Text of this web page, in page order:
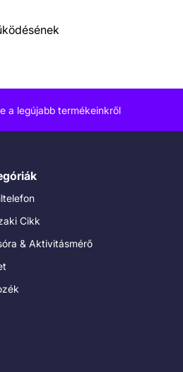
a legújabb termékeinkről
Cikk
& Aktivitásmérő